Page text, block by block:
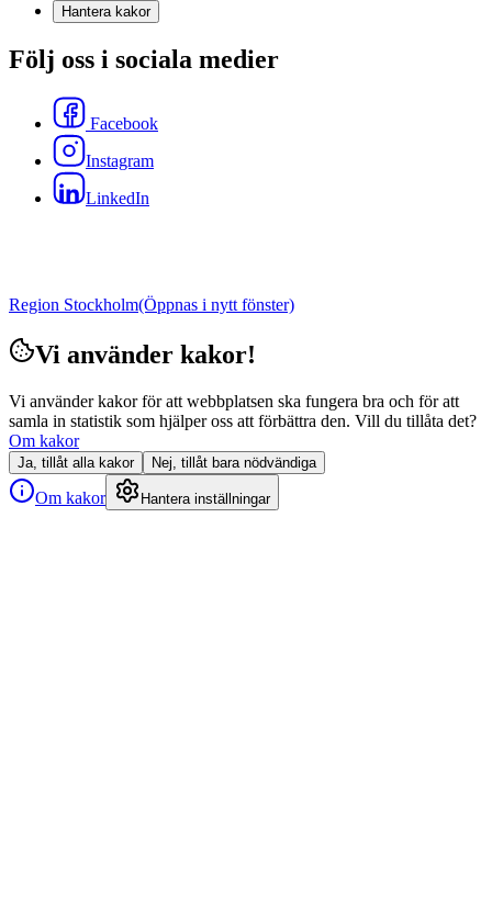
Hantera kakor
Följ oss i sociala medier
Facebook
Instagram
LinkedIn
Region Stockholm(Öppnas i nytt fönster)
Vi använder kakor!
Vi använder kakor för att webbplatsen ska fungera bra och för att
samla in statistik som hjälper oss att förbättra den. Vill du tillåta det?
Om kakor
Ja, tillåt alla kakor Nej, tillåt bara nödvändiga
Om kakor Hantera inställningar